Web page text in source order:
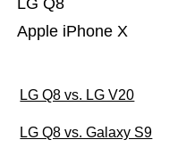
Apple iPhone X
LG Q8
LG Q8 vs. LG V20
LG Q8 vs. Galaxy S9